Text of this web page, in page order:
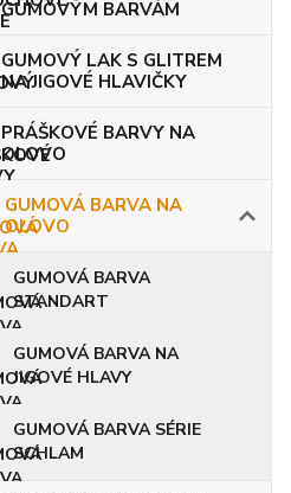
GUMOVÝM BARVÁM
GUMOVÝ LAK S GLITREM
NA JIGOVÉ HLAVIČKY
PRÁŠKOVÉ BARVY NA
OLOVO
GUMOVÁ BARVA NA
OLOVO
GUMOVÁ BARVA
STANDART
GUMOVÁ BARVA NA
JIGOVÉ HLAVY
GUMOVÁ BARVA SÉRIE
SCHLAM